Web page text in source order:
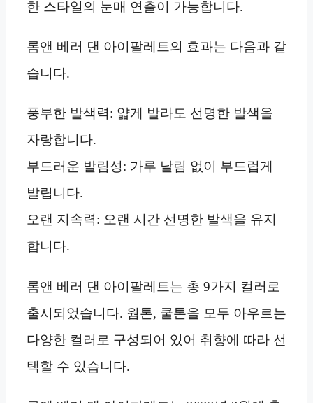
한 스타일의 눈매 연출이 가능합니다.
롬앤 베러 댄 아이팔레트의 효과는 다음과 같
습니다.
풍부한 발색력: 얇게 발라도 선명한 발색을
자랑합니다.
부드러운 발림성: 가루 날림 없이 부드럽게
발립니다.
오랜 지속력: 오랜 시간 선명한 발색을 유지
합니다.
롬앤 베러 댄 아이팔레트는 총 9가지 컬러로
출시되었습니다. 웜톤, 쿨톤을 모두 아우르는
다양한 컬러로 구성되어 있어 취향에 따라 선
택할 수 있습니다.